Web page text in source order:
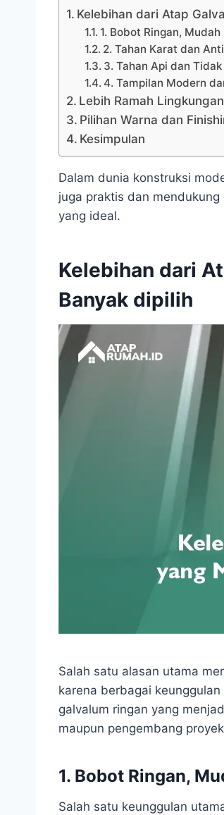
Kelebihan dari Atap
1. Bobot Ringan,
2. Tahan Karat dan
3. Tahan Api dan
4. Tampilan Modern
Lebih Ramah
Pilihan Warna dan
Kesimpulan
Dalam dunia konstruksi
juga praktis dan
yang ideal.
Kelebihan dari
Banyak dipilih
Salah satu alasan utama
karena berbagai
galvalum ringan yang
maupun pengembang
1. Bobot Ringan,
Salah satu keunggulan